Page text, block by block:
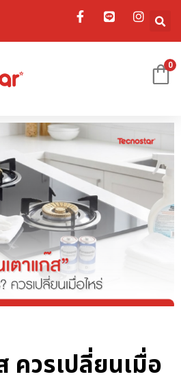
0
ควรเปลี่ยนเมื่อ